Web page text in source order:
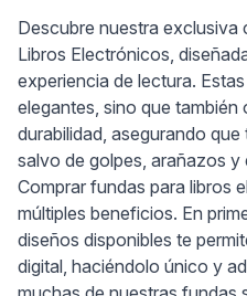
Descubre nuestra exclusiva
Libros Electrónicos,
experiencia de lectura.
elegantes, sino que
durabilidad, asegurando
salvo de golpes, arañazos y
Comprar fundas para libros
múltiples beneficios. En
diseños disponibles te
digital, haciéndolo único y